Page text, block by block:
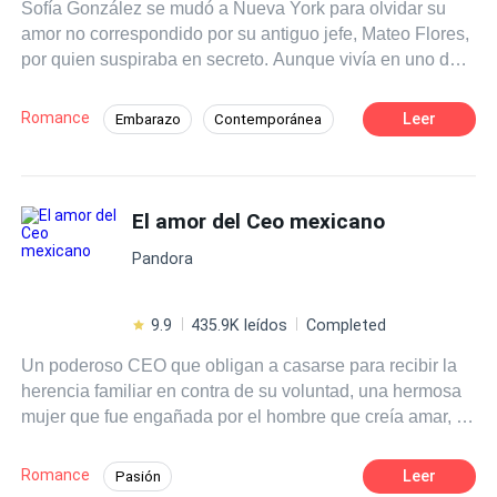
Sofía González se mudó a Nueva York para olvidar su
amor no correspondido por su antiguo jefe, Mateo Flores,
por quien suspiraba en secreto. Aunque vivía en uno de
algo le faltaba: el amor.Después de ser transferida
inesperadamente y tener que trabajar para un nuevo jefe
le robó el aliento y aceleró su corazón. Tras una noche de
ensoñadora conversación y algunas copas de más, Sofía
creyó haber encontrado al fin el amor nuevamente. Pero
galán de sus sueños no era otro que su insufrible y nuevo
Romance Embarazo Contemporánea
Relación en la Oficina Diferencia de Edad
Leer
El amor del Ceo mexicano
Pandora
9.9 435.9K leídos Completed
Un poderoso CEO que obligan a casarse para recibir la
herencia familiar en contra de su voluntad, una hermosa
mujer que fue engañada por el hombre que creía amar, el
herida, tal vez para ya no separarlos jamás!
Romance Pasión Leer